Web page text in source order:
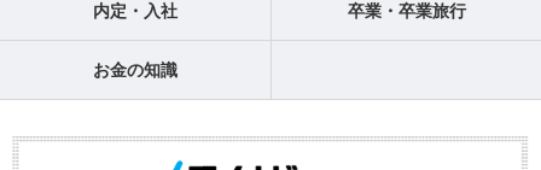
内定・入社 卒業・卒業旅行
お金の知識